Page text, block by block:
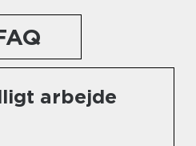
arbejde